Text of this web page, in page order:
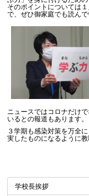
そのポイントについては
で、ぜひ御家庭でも読ん
ニュースではコロナだけ
いるとの報道もあります。
３学期も感染対策を万全
実したものになるように
学校長挨拶